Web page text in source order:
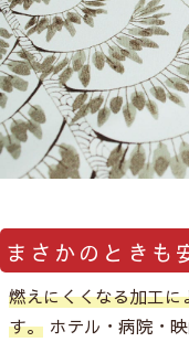
まさかのときも
燃えにくくなる加工
す。 ホテル・病院・